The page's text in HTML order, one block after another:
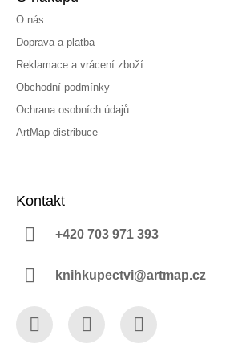
O nás
Doprava a platba
Reklamace a vrácení zboží
Obchodní podmínky
Ochrana osobních údajů
ArtMap distribuce
Kontakt
+420 703 971 393
knihkupectvi@artmap.cz